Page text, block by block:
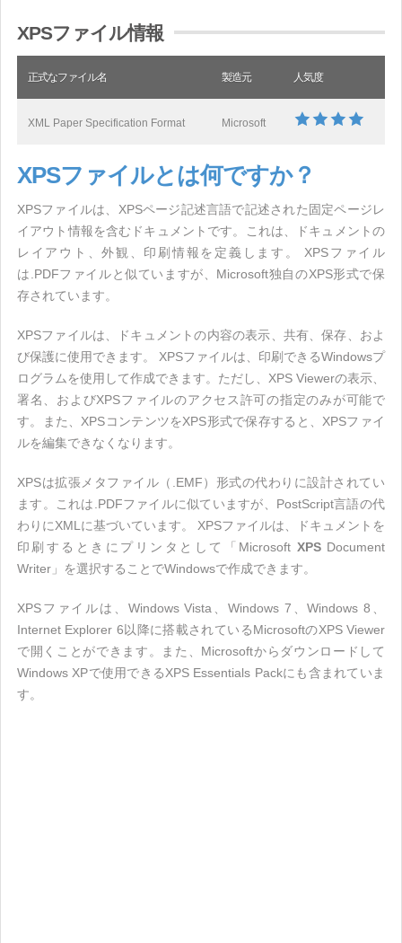
XPSファイル情報
正式なファイル名 製造元 人気度
XML Paper Specification Format Microsoft
XPSファイルとは何ですか？
XPSファイルは、XPSページ記述言語で記述された固定ページレ
イアウト情報を含むドキュメントです。これは、ドキュメントの
レイアウト、外観、印刷情報を定義します。 XPSファイル
は.PDFファイルと似ていますが、Microsoft独自のXPS形式で保
存されています。
XPSファイルは、ドキュメントの内容の表示、共有、保存、およ
び保護に使用できます。 XPSファイルは、印刷できるWindowsプ
ログラムを使用して作成できます。ただし、XPS Viewerの表示、
署名、およびXPSファイルのアクセス許可の指定のみが可能で
す。また、XPSコンテンツをXPS形式で保存すると、XPSファイ
ルを編集できなくなります。
XPSは拡張メタファイル（.EMF）形式の代わりに設計されてい
ます。これは.PDFファイルに似ていますが、PostScript言語の代
わりにXMLに基づいています。 XPSファイルは、ドキュメントを
印刷するときにプリンタとして「Microsoft XPSDocument
Writer」を選択することでWindowsで作成できます。
XPSファイルは、Windows Vista、Windows 7、Windows 8、
Internet Explorer 6以降に搭載されているMicrosoftのXPS Viewer
で開くことができます。また、Microsoftからダウンロードして
Windows XPで使用できるXPS Essentials Packにも含まれていま
す。